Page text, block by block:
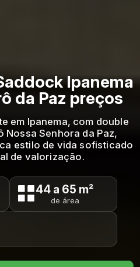
Ipanema
da Paz preços
em Ipanema, com double
Senhora da Paz,
estilo de vida sofisticado
de valorização.
44 a 65 m²
de área